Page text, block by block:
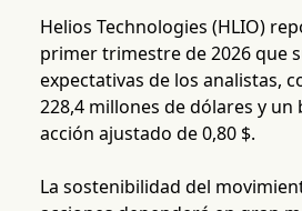
Helios Technologies (HLIO)
primer trimestre de 2026 que
expectativas de los analistas,
228,4 millones de dólares y
acción ajustado de 0,80 $.
La sostenibilidad del